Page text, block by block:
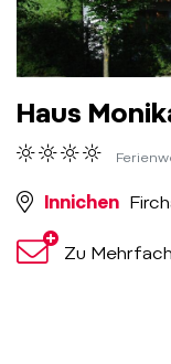
Haus
Innichen
Zu